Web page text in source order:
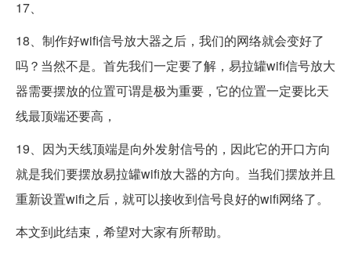
17、
18、制作好wifi信号放大器之后，我们的网络就会变好了
吗？当然不是。首先我们一定要了解，易拉罐wifi信号放大
器需要摆放的位置可谓是极为重要，它的位置一定要比天
线最顶端还要高，
19、因为天线顶端是向外发射信号的，因此它的开口方向
就是我们要摆放易拉罐wifi放大器的方向。当我们摆放并且
重新设置wifi之后，就可以接收到信号良好的wifi网络了。
本文到此结束，希望对大家有所帮助。